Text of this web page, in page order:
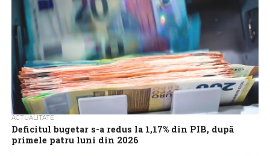
ACTUALITATE
Deficitul bugetar s-a redus la 1,17% din PIB, după
primele patru luni din 2026